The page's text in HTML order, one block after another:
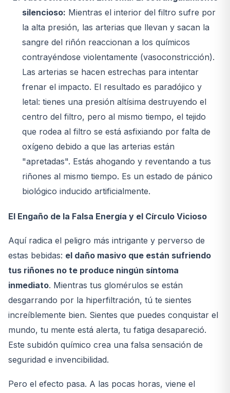
silencioso: Mientras el interior del filtro sufre por
la alta presión, las arterias que llevan y sacan la
sangre del riñón reaccionan a los químicos
contrayéndose violentamente (vasoconstricción).
Las arterias se hacen estrechas para intentar
frenar el impacto. El resultado es paradójico y
letal: tienes una presión altísima destruyendo el
centro del filtro, pero al mismo tiempo, el tejido
que rodea al filtro se está asfixiando por falta de
oxígeno debido a que las arterias están
"apretadas". Estás ahogando y reventando a tus
riñones al mismo tiempo. Es un estado de pánico
biológico inducido artificialmente.
El Engaño de la Falsa Energía y el Círculo Vicioso
Aquí radica el peligro más intrigante y perverso de
estas bebidas: el daño masivo que están sufriendo
tus riñones no te produce ningún síntoma
inmediato. Mientras tus glomérulos se están
desgarrando por la hiperfiltración, tú te sientes
increíblemente bien. Sientes que puedes conquistar el
mundo, tu mente está alerta, tu fatiga desapareció.
Este subidón químico crea una falsa sensación de
seguridad e invencibilidad.
Pero el efecto pasa. A las pocas horas, viene el